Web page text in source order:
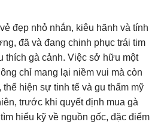
đẹp nhỏ nhắn, kiêu hãnh và tính
đã và đang chinh phục trái tim
thích gà cảnh. Việc sở hữu một
chỉ mang lại niềm vui mà còn
thể hiện sự tinh tế và gu thẩm mỹ
trước khi quyết định mua gà
hiểu kỹ về nguồn gốc, đặc điểm